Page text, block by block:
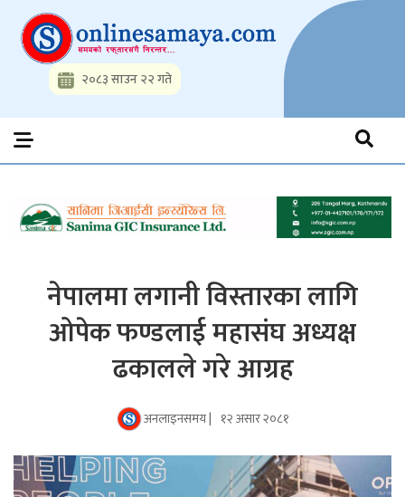
content
Onlinesamaya.com
Nepal News Portal, Business, Hot News, Interview, Opinions,
Politics, Science, Technology, Social, Media, Sports, Youth, Model
Watch, Movies
२०८३ साउन २२ गते
नेपालमा लगानी विस्तारका लागि
ओपेक फण्डलाई महासंघ अध्यक्ष
ढकालले गरे आग्रह
अनलाइनसमय | १२ असार २०८१